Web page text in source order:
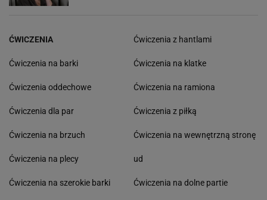
ĆWICZENIA
Ćwiczenia na barki
Ćwiczenia oddechowe
Ćwiczenia dla par
Ćwiczenia na brzuch
Ćwiczenia na plecy
Ćwiczenia na szerokie barki
Ćwiczenia z hantlami
Ćwiczenia na klatke
Ćwiczenia na ramiona
Ćwiczenia z piłką
Ćwiczenia na wewnętrzną stronę
ud
Ćwiczenia na dolne partie